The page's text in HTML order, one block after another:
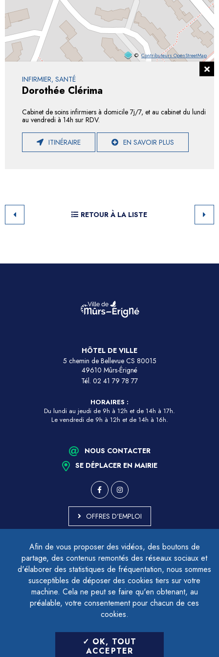
Afin de vous proposer des vidéos, des boutons de
partage, des contenus remontés des réseaux sociaux et
d'élaborer des statistiques de fréquentation, nous sommes
susceptibles de déposer des cookies tiers sur votre
machine. Cela ne peut se faire qu'en obtenant, au
préalable, votre consentement pour chacun de ces
cookies.
OK, TOUT
ACCEPTER
© Contributeurs OpenStreetMap
INFIRMIER, SANTÉ
Dorothée Clérima
Cabinet de soins infirmiers à domicile 7j/7, et au cabinet du lundi
au vendredi à 14h sur RDV.
ITINÉRAIRE EN SAVOIR PLUS
RETOUR À LA LISTE
HÔTEL DE VILLE
5 chemin de Bellevue CS 80015
49610 Mûrs-Érigné
Tél. 02 41 79 78 77
HORAIRES :
Du lundi au jeudi de 9h à 12h et de 14h à 17h.
Le vendredi de 9h à 12h et de 14h à 16h.
NOUS CONTACTER
SE DÉPLACER EN MAIRIE
OFFRES D'EMPLOI
ACCESSIBILITÉ - PARTIELLEMENT CONFORME
PLAN DU SITE
MENTIONS LÉGALES
CONTACTER LE DÉLÉGUÉ À LA PROTECTION DES DONNÉES
GESTION DES COOKIES
LETTRE D'INFORMATION
SAISIR VOTRE ADRESSE E-MAIL
POUR VOUS INSCRIRE :